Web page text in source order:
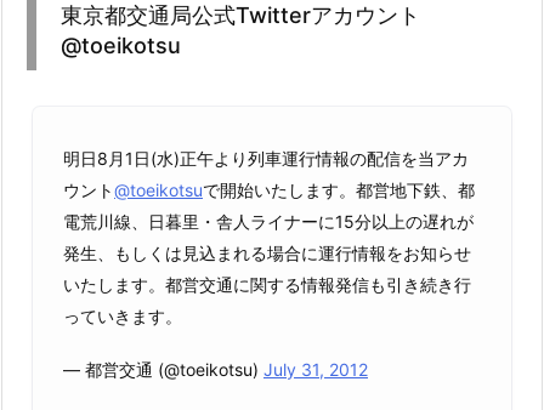
東京都交通局公式Twitterアカウント
@toeikotsu
明日8月1日(水)正午より列車運行情報の配信を当アカ
ウント@toeikotsuで開始いたします。都営地下鉄、都
電荒川線、日暮里・舎人ライナーに15分以上の遅れが
発生、もしくは見込まれる場合に運行情報をお知らせ
いたします。都営交通に関する情報発信も引き続き行
っていきます。
— 都営交通 (@toeikotsu) July 31, 2012